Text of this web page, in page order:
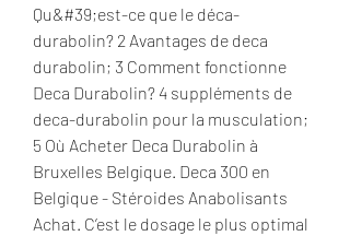
Qu&#39;est-ce que le déca-
durabolin? 2 Avantages de deca
durabolin; 3 Comment fonctionne
Deca Durabolin? 4 suppléments de
deca-durabolin pour la musculation;
5 Où Acheter Deca Durabolin à
Bruxelles Belgique. Deca 300 en
Belgique - Stéroides Anabolisants
Achat. C’est le dosage le plus optimal